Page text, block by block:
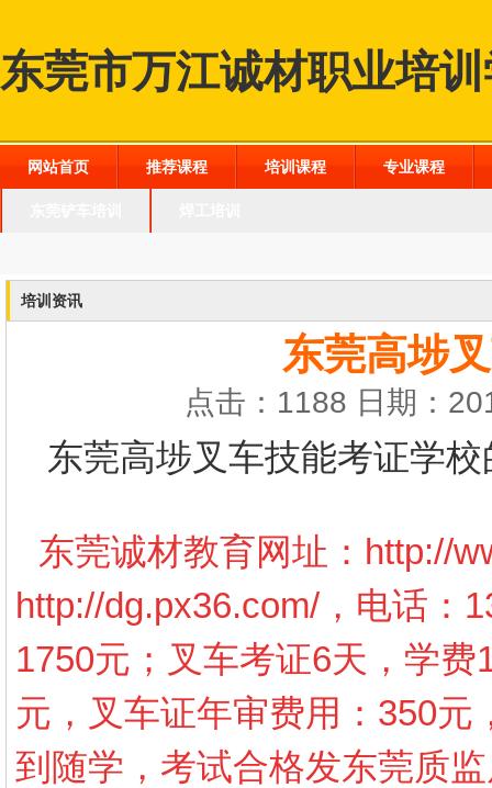
东莞市万江诚材职业培
网站首页 推荐课程 培训课程 专业课程
培训资讯
东莞高埗
点击：1188 日期：
东莞高埗叉车技能考证学
东莞诚材教育网址： http://
http://dg.px36.com/ ，电话：
1750元；叉车考证6天，学
元，叉车证年审费用：350
到随学，考试合格发东莞质